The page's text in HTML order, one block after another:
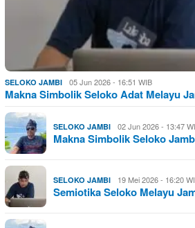
SELOKO JAMBI 05 Jun 2026 - 16:51 WIB
Makna Simbolik Seloko Adat Melayu
SELOKO JAMBI 02 Jun 2026 - 13:47
Makna Simbolik Seloko
SELOKO JAMBI 19 Mei 2026 - 16:20
Semiotika Seloko Melayu